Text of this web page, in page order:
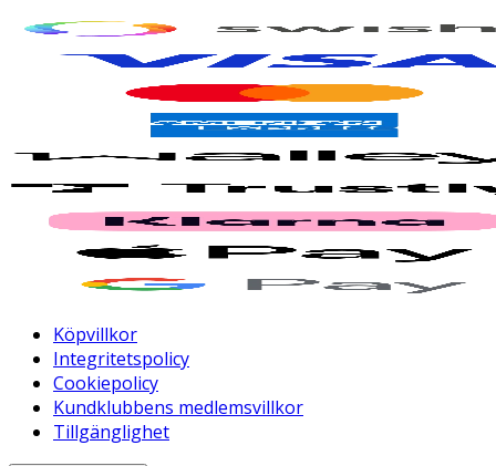
Köpvillkor
Integritetspolicy
Cookiepolicy
Kundklubbens medlemsvillkor
Tillgänglighet